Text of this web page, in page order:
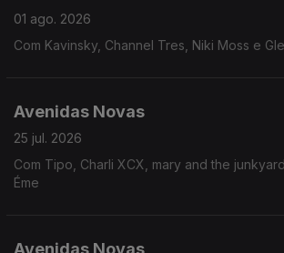
01 ago. 2026
Com Kavinsky, Channel Tres, Niki Moss e
Avenidas Novas
25 jul. 2026
Com Tipo, Charli XCX, mary and the
Éme
Avenidas Novas